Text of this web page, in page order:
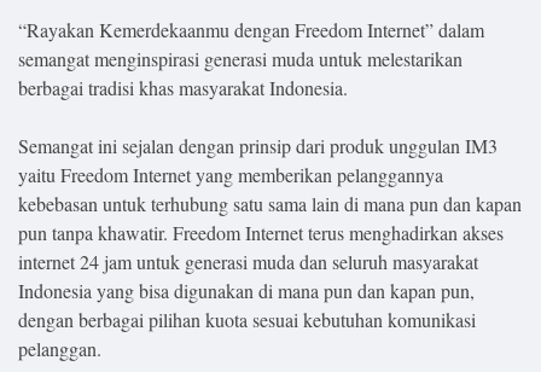
©
Copyright
2026
Djournalist.com
.
All
Reserved
“Rayakan Kemerdekaanmu dengan Freedom Internet” dalam
semangat menginspirasi generasi muda untuk melestarikan
berbagai tradisi khas masyarakat Indonesia.
Semangat ini sejalan dengan prinsip dari produk unggulan IM3
yaitu Freedom Internet yang memberikan pelanggannya
kebebasan untuk terhubung satu sama lain di mana pun dan kapan
pun tanpa khawatir. Freedom Internet terus menghadirkan akses
internet 24 jam untuk generasi muda dan seluruh masyarakat
Indonesia yang bisa digunakan di mana pun dan kapan pun,
dengan berbagai pilihan kuota sesuai kebutuhan komunikasi
pelanggan.